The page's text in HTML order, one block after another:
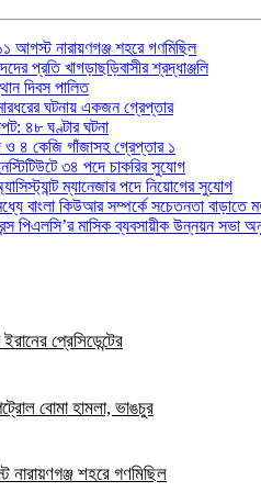
আগস্ট নারায়ণগঞ্জ শহরে গণমিছিল
প্রতি খাগড়াছড়িবাসীর শ্রদ্ধাঞ্জলি
দিবস পালিত
ঘটনায় একজন গ্রেপ্তার
৪৮ ঘণ্টার ঘটনা
৪ কেজি গাঁজাসহ গ্রেপ্তার ১
৩৪ পদে চাকরির সুযোগ
ম্যানেজার পদে নিয়োগের সুযোগ
বাংলা কিউআর সম্পর্কে সচেতনতা বাড়াতে
পিএলসি’র মাসিক ব্যবসায়ীক উন্নয়ন সভা
প্রেসিডেন্টের
বোমা হামলা, ভাঙচুর
নারায়ণগঞ্জ শহরে গণমিছিল